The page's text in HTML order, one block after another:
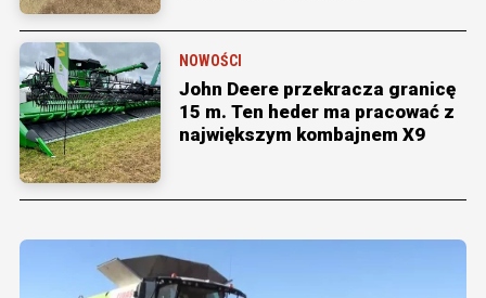
NOWOŚCI
John Deere przekracza granicę
15 m. Ten heder ma pracować z
największym kombajnem X9